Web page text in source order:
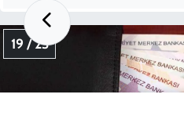
19 / 23